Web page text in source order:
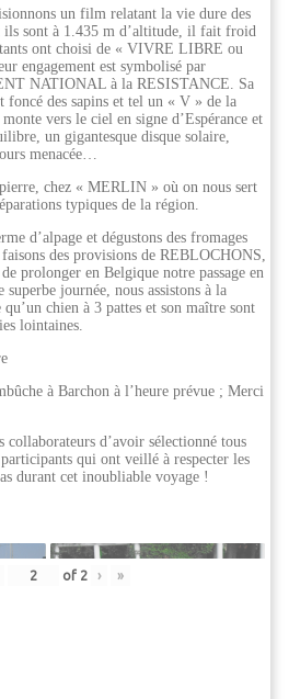
un film relatant la vie dure des
ils sont à 1.435 m d’altitude, il fait froid
ont choisi de « VIVRE LIBRE ou
engagement est symbolisé par
NATIONAL à la RESISTANCE. Sa
foncé des sapins et tel un « V » de la
vers le ciel en signe d’Espérance et
un gigantesque disque solaire,
menacée…
chez « MERLIN » où on nous sert
typiques de la région.
d’alpage et dégustons des fromages
des provisions de REBLOCHONS,
prolonger en Belgique notre passage en
superbe journée, nous assistons à la
qu’un chien à 3 pattes et son maître sont
lointaines.
à Barchon à l’heure prévue ; Merci
collaborateurs d’avoir sélectionné tous
qui ont veillé à respecter les
durant cet inoubliable voyage !
of 2 › »